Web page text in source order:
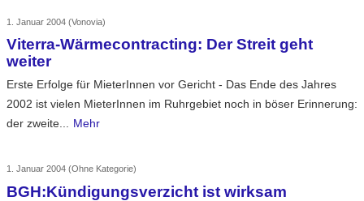
1. Januar 2004 (Vonovia)
Viterra-Wärmecontracting: Der Streit geht
weiter
Erste Erfolge für MieterInnen vor Gericht - Das Ende des Jahres
2002 ist vielen MieterInnen im Ruhrgebiet noch in böser Erinnerung:
der zweite...
Mehr
1. Januar 2004 (Ohne Kategorie)
BGH:Kündigungsverzicht ist wirksam